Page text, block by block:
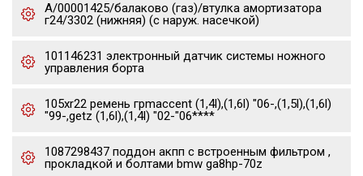
А/00001425/балаково (газ)/втулка амортизатора
г24/3302 (нижняя) (с наруж. насечкой)
101146231 электронный датчик системы ножного
управления борта
105xr22 ремень грmaccent (1,4l),(1,6l) "06-,(1,5l),(1,6l)
"99-,getz (1,6l),(1,4l) "02-"06****
1087298437 поддон акпп с встроенным фильтром ,
прокладкой и болтами bmw ga8hp-70z